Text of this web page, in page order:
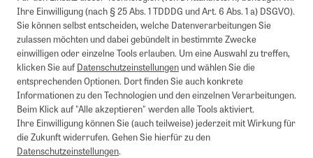
Ihre Einwilligung (nach § 25 Abs. 1 TDDDG und Art. 6 Abs. 1 a) DSGVO).
Sie können selbst entscheiden, welche Datenverarbeitungen Sie
zulassen möchten und dabei gebündelt in bestimmte Zwecke
einwilligen oder einzelne Tools erlauben. Um eine Auswahl zu treffen,
klicken Sie aufDatenschutzeinstellungenund wählen Sie die
entsprechenden Optionen. Dort finden Sie auch konkrete
Informationen zu den Technologien und den einzelnen Verarbeitungen.
Beim Klick auf "Alle akzeptieren" werden alle Tools aktiviert.
Ihre Einwilligung können Sie (auch teilweise) jederzeit mit Wirkung für
die Zukunft widerrufen. Gehen Sie hierfür zu den
Datenschutzeinstellungen.